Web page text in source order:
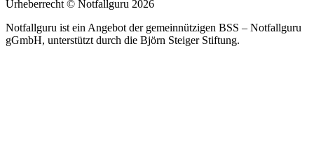
Urheberrecht © Notfallguru 2026
Notfallguru ist ein Angebot der gemeinnützigen BSS – Notfallguru
gGmbH, unterstützt durch die Björn Steiger Stiftung.